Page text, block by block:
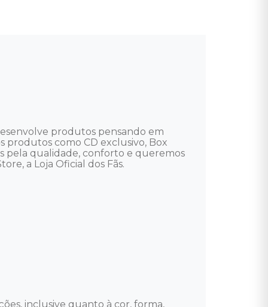
produtos pensando em
produtos como CD exclusivo, Box
pela qualidade, conforto e queremos
a Loja Oficial dos Fãs.
inclusive quanto à cor, forma,